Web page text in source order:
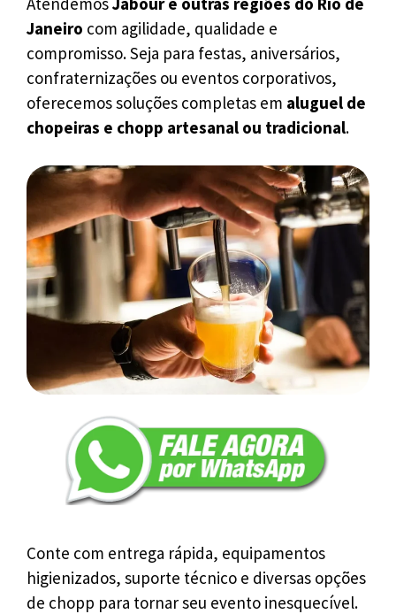
Janeiro com agilidade, qualidade e
compromisso. Seja para festas, aniversários,
confraternizações ou eventos corporativos,
oferecemos soluções completas em aluguel de
chopeiras e chopp artesanal ou tradicional.
Conte com entrega rápida, equipamentos
higienizados, suporte técnico e diversas opções
de chopp para tornar seu evento inesquecível.